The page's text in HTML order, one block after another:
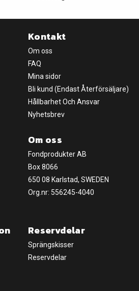
Kontakt
Om oss
FAQ
Mina sidor
Bli kund (Endast Återförsäljare)
Hållbarhet Och Ansvar
Nyhetsbrev
Om oss
Fondprodukter AB
Box 8066
650 08 Karlstad, SWEDEN
Org.nr: 556245-4040
Reservdelar
Sprängskisser
Reservdelar